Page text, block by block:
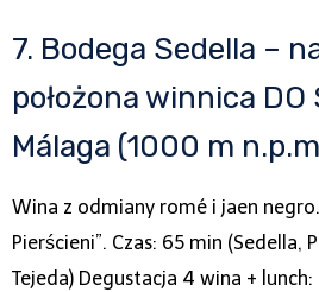
7. Bodega Sedella –
położona winnica DO
Málaga (1000 m
Wina z odmiany romé i jaen
Pierścieni”. Czas: 65 min (Sedella,
Tejeda) Degustacja 4 wina +